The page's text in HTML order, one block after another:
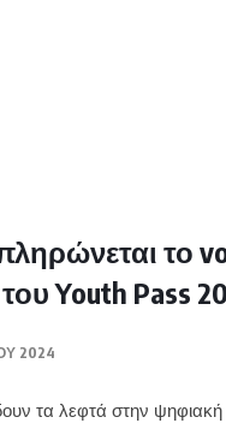
το
Youth Pass
2024
τα λεφτά στην